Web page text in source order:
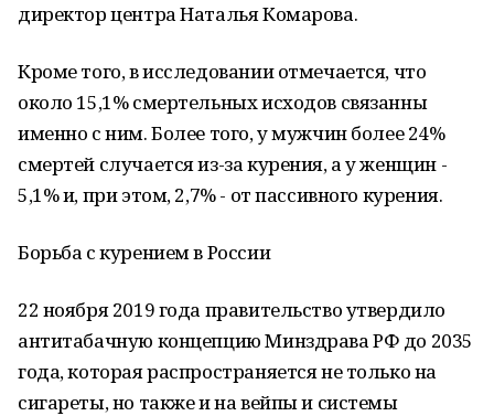
директор центра Наталья Комарова.
Кроме того, в исследовании отмечается, что
около 15,1% смертельных исходов связанны
именно с ним. Более того, у мужчин более 24%
смертей случается из-за курения, а у женщин -
5,1% и, при этом, 2,7% - от пассивного курения.
Борьба с курением в России
22 ноября 2019 года правительство утвердило
антитабачную концепцию Минздрава РФ до 2035
года, которая распространяется не только на
сигареты, но также и на вейпы и системы